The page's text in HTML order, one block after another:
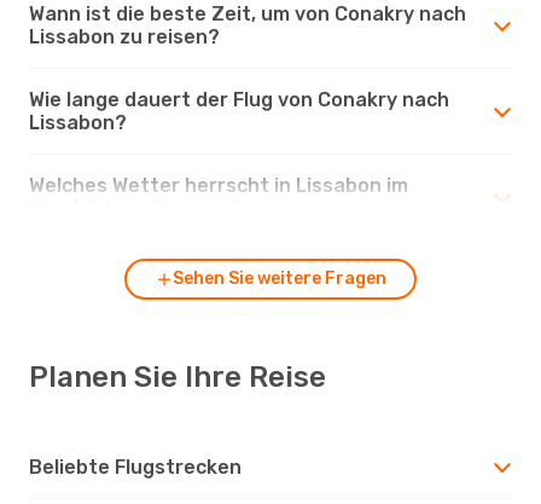
Wann ist die beste Zeit, um von Conakry nach
Lissabon zu reisen?
Wie lange dauert der Flug von Conakry nach
Lissabon?
Welches Wetter herrscht in Lissabon im
Sehen Sie weitere Fragen
Planen Sie Ihre Reise
Beliebte Flugstrecken